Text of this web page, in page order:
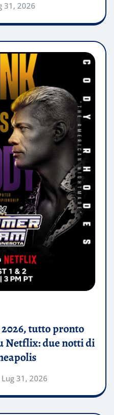
31, 2026
tutto pronto
Netflix: due notti di
Lug 31, 2026